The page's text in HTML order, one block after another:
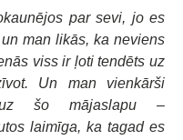
par sevi, jo es
man likās, ka neviens
viss ir ļoti tendēts uz
Un man vienkārši
šo mājaslapu –
laimīga, ka tagad es